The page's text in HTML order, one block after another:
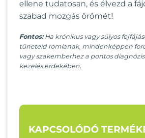
ellene tudatosan, és élvezd a
szabad mozgás örömét!
Fontos:Ha krónikus vagy súlyos
tüneteid romlanak, mindenképpen
vagy szakemberhez a pontos
kezelés érdekében.
KAPCSOLÓDÓ